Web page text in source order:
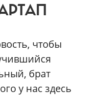
чтобы
брат
у нас здесь